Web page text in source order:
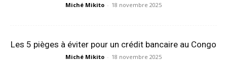
Miché Mikito - 18 novembre 2025
Les 5 pièges à éviter pour un crédit bancaire au Congo
Miché Mikito - 18 novembre 2025